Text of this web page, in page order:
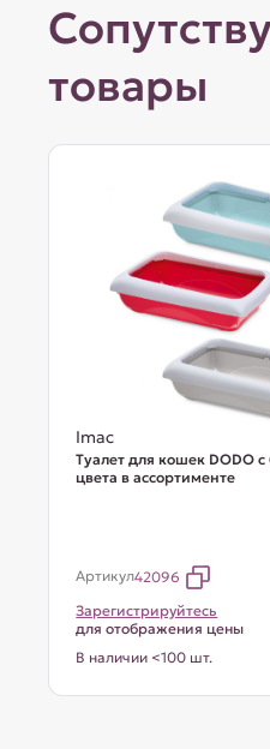
товары
Imac
Туалет для кошек DODO с
цвета в ассортименте
Артикул42096
Зарегистрируйтесь
для отображения цены
В наличии <100 шт.